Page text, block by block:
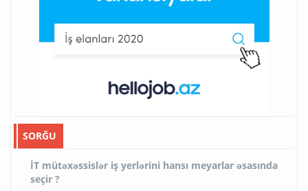
SORĞU
İT mütəxəssislər iş yerlərini hansı meyarlar əsasında
seçir ?